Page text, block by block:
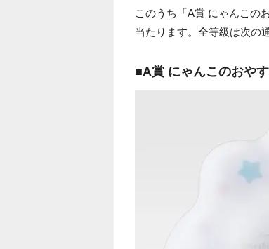
このうち「A賞 にゃんこの
当たります。全等級は次の
■A賞 にゃんこのおや